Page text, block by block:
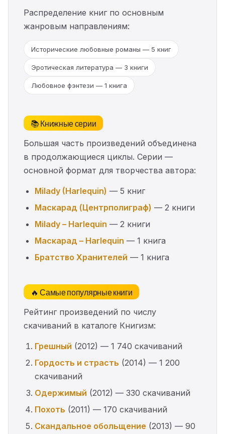
Распределение книг по основным
жанровым направлениям:
Исторические любовные романы — 5 книг
Эротическая литература — 3 книги
Любовное фэнтези — 1 книга
📚 Книжные серии
Большая часть произведений объединена
в продолжающиеся циклы. Серии —
основной формат для творчества автора:
Milady (Harlequin) — 5 книг
Маскарад (Центрполиграф) — 2 книги
Milady – Harlequin — 2 книги
Маскарад – Harlequin — 1 книга
Братство Хранителей — 1 книга
🔥 Самые популярные книги
Рейтинг произведений по числу
скачиваний в каталоге Книгизм:
Грешный (2012) — 1 740 скачиваний
Гордость и страсть (2014) — 1 200
скачиваний
Одержимый (2012) — 330 скачиваний
Похоть (2011) — 170 скачиваний
Скандальное обольщение (2013) — 90